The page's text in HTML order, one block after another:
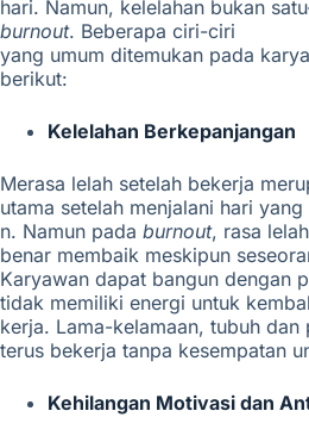
hari. Namun, kelelahan bukan
burnout. Beberapa ciri-ciri
yang umum ditemukan pada
berikut:
Kelelahan Berkepanjangan
Merasa lelah setelah bekerja
utama setelah menjalani hari
n. Namun pada burnout, rasa
benar membaik meskipun
Karyawan dapat bangun dengan
tidak memiliki energi untuk
kerja. Lama-kelamaan, tubuh dan
terus bekerja tanpa kesempatan
Kehilangan Motivasi dan